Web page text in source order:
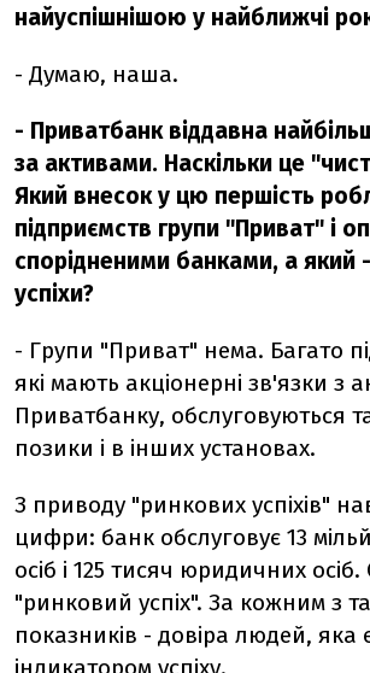
найуспішнішою у найближчі
- Думаю, наша.
- Приватбанк віддавна
за активами. Наскільки це
Який внесок у цю першість
підприємств групи "Приват" і
спорідненими банками, а який
успіхи?
- Групи "Приват" нема. Багато
які мають акціонерні зв'язки з
Приватбанку, обслуговуються
позики і в інших установах.
З приводу "ринкових успіхів"
цифри: банк обслуговує 13
осіб і 125 тисяч юридичних осіб.
"ринковий успіх". За кожним з
показників - довіра людей,